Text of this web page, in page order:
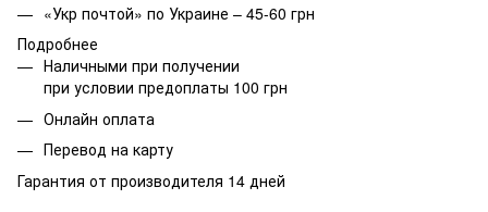
«Укр почтой» по Украине – 45-60 грн
Подробнее
Наличными при получении
при условии предоплаты 100 грн
Онлайн оплата
Перевод на карту
Гарантия от производителя 14 дней